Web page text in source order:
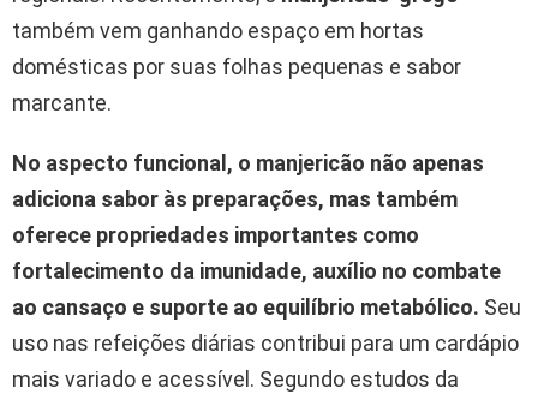
também vem ganhando espaço em hortas
domésticas por suas folhas pequenas e sabor
marcante.
No aspecto funcional, o manjericão não apenas
adiciona sabor às preparações, mas também
oferece propriedades importantes como
fortalecimento da imunidade, auxílio no combate
ao cansaço e suporte ao equilíbrio metabólico. Seu
uso nas refeições diárias contribui para um cardápio
mais variado e acessível. Segundo estudos da